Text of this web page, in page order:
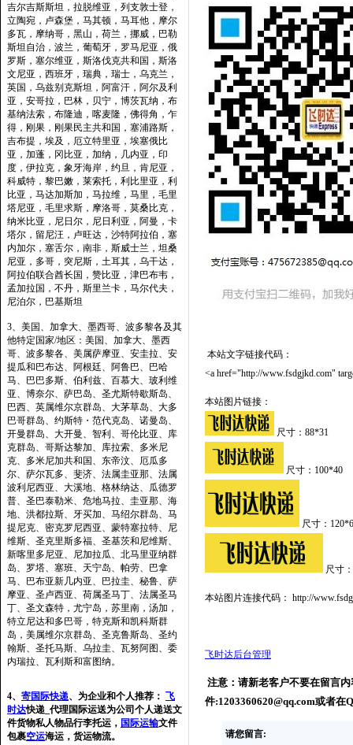
吉尔吉斯斯坦，拉脱维亚，列支敦士登，
立陶宛，卢森堡，马其顿，马耳他，摩尔
多瓦，摩纳哥，黑山，荷兰，挪威，巴勒
斯坦自治，波兰，葡萄牙，罗马尼亚，俄
罗斯，塞尔维亚，斯洛伐克共和国，斯洛
文尼亚，西班牙，瑞典，瑞士，乌克兰，
英国，乌兹别克斯坦，阿富汗，阿尔及利
亚，安哥拉，巴林，贝宁，博茨瓦纳，布
基纳法索，布隆迪，喀麦隆，佛得角，乍
得，刚果，刚果民主共和国，塞浦路斯，
吉布提，埃及，厄立特里亚，埃塞俄比
亚，加蓬，冈比亚，加纳，几内亚，印
度，伊拉克，象牙海岸，约旦，肯尼亚，
科威特，黎巴嫩，莱索托，利比里亚，利
比亚，马达加斯加，马拉维，马里，毛里
塔尼亚，毛里求斯，摩洛哥，莫桑比克，
纳米比亚，尼日尔，尼日利亚，阿曼，卡
塔尔，留尼汪，卢旺达，沙特阿拉伯，塞
内加尔，塞舌尔，南非，斯威士兰，坦桑
尼亚，多哥，突尼斯，土耳其，乌干达，
阿拉伯联合酋长国，赞比亚，津巴布韦，
孟加拉国，不丹，斯里兰卡，马尔代夫，
尼泊尔，巴基斯坦
3、美国、加拿大、墨西哥、波多黎各及其
他特定国家/地区：美国、加拿大、墨西
哥、波多黎各、美属萨摩亚、安圭拉、安
提瓜和巴布达、阿根廷、阿鲁巴、巴哈
马、巴巴多斯、伯利兹、百慕大、玻利维
亚、博奈尔、萨巴岛、圣尤斯特歇斯岛、
巴西、英属维尔京群岛、大茅草岛、大多
巴哥群岛、约斯特・范代克岛、诺曼岛、
开曼群岛、大开曼、智利、哥伦比亚、库
克群岛、哥斯达黎加、库拉索、多米尼
克、多米尼加共和国、东帝汶、厄瓜多
尔、萨尔瓦多、斐济、法属圭亚那、法属
波利尼西亚、大溪地、格林纳达、瓜德罗
普、圣巴泰勒米、危地马拉、圭亚那、海
地、洪都拉斯、牙买加、马绍尔群岛、马
提尼克、密克罗尼西亚、蒙特塞拉特、尼
维斯、圣克里斯多福、圣基茨和尼维斯、
新喀里多尼亚、尼加拉瓜、北马里亚纳群
岛、罗塔、塞班、天宁岛、帕劳、巴拿
马、巴布亚新几内亚、巴拉圭、秘鲁、萨
摩亚、圣卢西亚、荷属圣马丁、法属圣马
丁、圣文森特，尤宁岛，苏里南，汤加，
特立尼达和多巴哥，特克斯和凯科斯群
岛，美属维尔京群岛、圣克鲁斯岛、圣约
翰斯、圣托马斯、乌拉圭、瓦努阿图、委
内瑞拉、瓦利斯和富图纳。
4、 寄国际快递、为企业和个人推荐： 飞
时达快递_代理国际运送为公司个人递送文
件货物私人物品行李托运， 国际运输文件
包裹空运海运，货运物流。
本站文字链接代码：
<a href="http://www.fsdgjkd.com"
本站图片链接：
尺寸：88*31
尺寸：100*40
尺寸：
尺寸
本站图片连接代码： http://
飞时达后台管理
注意：请新老客户不要在留言
件:1203360620@qq.com或者在
请您留言: